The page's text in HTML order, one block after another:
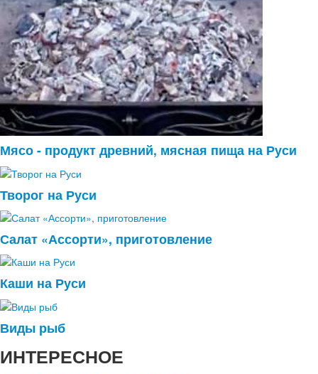
Мясо - продукт древний, мясная пища на Руси
Творог на Руси
Салат «Ассорти», приготовление
Каши на Руси
Виды рыб
ИНТЕРЕСНОЕ